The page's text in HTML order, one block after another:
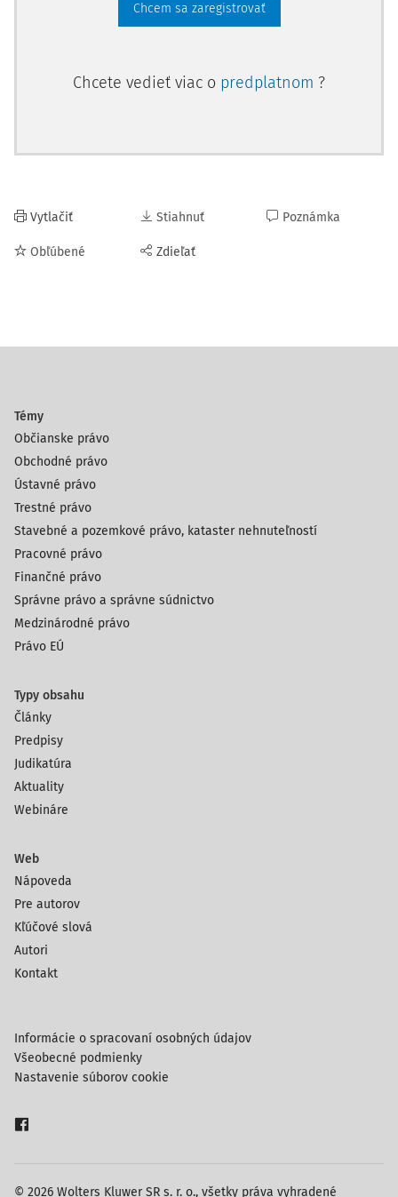
Chcem sa zaregistrovať
Chcete vedieť viac o predplatnom ?
Vytlačiť
Obľúbené
Stiahnuť
Zdieľať
Poznámka
Témy
Občianske právo
Obchodné právo
Ústavné právo
Trestné právo
Stavebné a pozemkové právo, kataster nehnuteľností
Pracovné právo
Finančné právo
Správne právo a správne súdnictvo
Medzinárodné právo
Právo EÚ
Typy obsahu
Články
Predpisy
Judikatúra
Aktuality
Webináre
Web
Nápoveda
Pre autorov
Kľúčové slová
Autori
Kontakt
© 2026 Wolters Kluwer SR s. r. o., všetky práva vyhradené
Informácie o spracovaní osobných údajov
Všeobecné podmienky
Nastavenie súborov cookie